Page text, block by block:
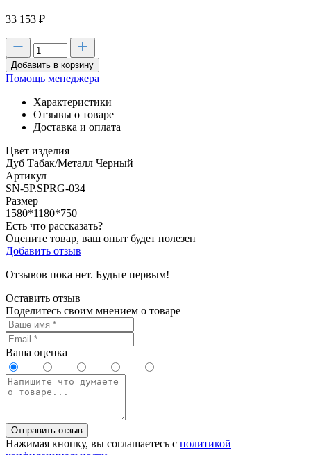
33 153 ₽
Добавить в корзину
Помощь менеджера
Характеристики
Отзывы о товаре
Доставка и оплата
Цвет изделия
Дуб Табак/Металл Черный
Артикул
SN-5P.SPRG-034
Размер
1580*1180*750
Есть что рассказать?
Оцените товар, ваш опыт будет полезен
Добавить отзыв
Отзывов пока нет. Будьте первым!
Оставить отзыв
Поделитесь своим мнением о товаре
Ваша оценка
Отправить отзыв
Нажимая кнопку, вы соглашаетесь с политикой